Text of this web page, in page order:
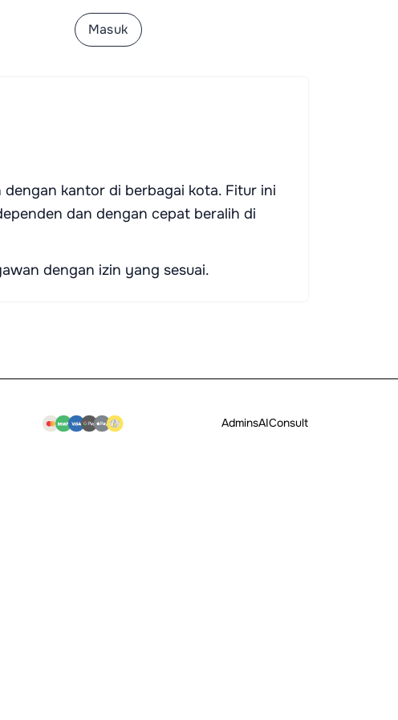
Masuk
kantor di berbagai kota. Fitur ini
dan dengan cepat beralih di
dengan izin yang sesuai.
AdminsAIConsult